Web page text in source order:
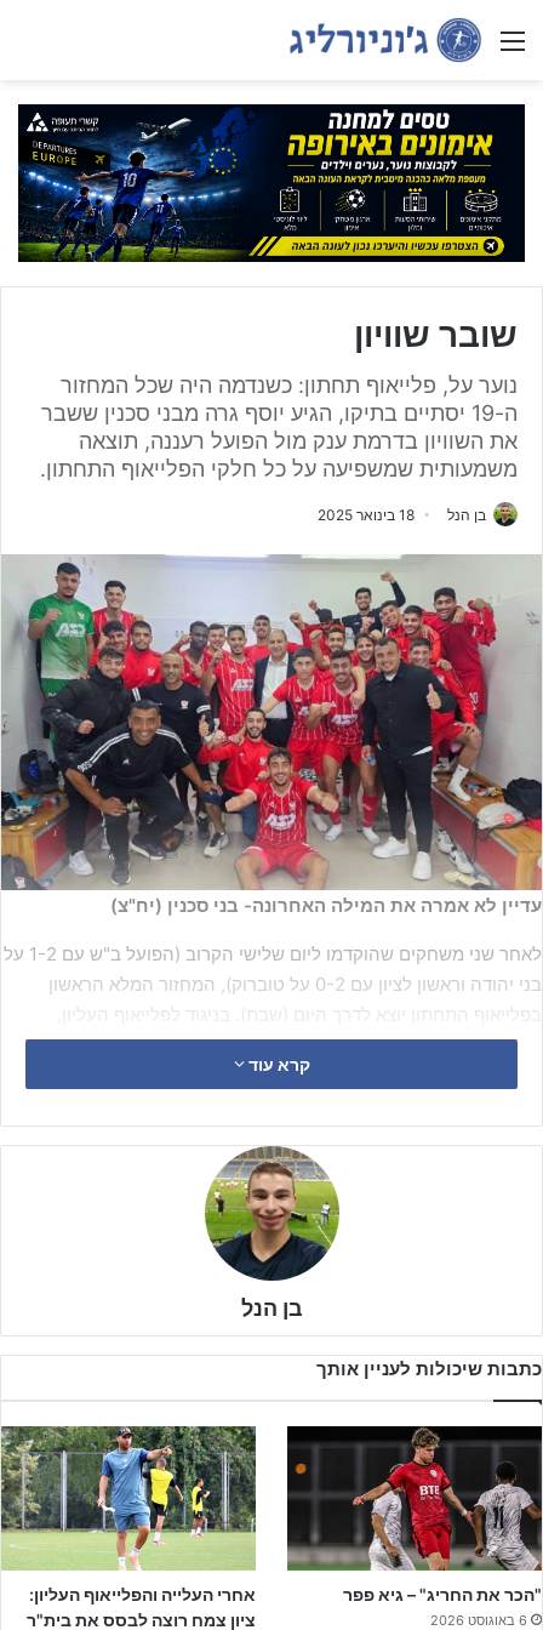
Menu
שובר שוויון
נוער על, פלייאוף תחתון: כשנדמה היה שכל המחזור
ה-19 יסתיים בתיקו, הגיע יוסף גרה מבני סכנין ששבר
את השוויון בדרמת ענק מול הפועל רעננה, תוצאה
משמעותית שמשפיעה על כל חלקי הפלייאוף התחתון.
בן הנל 18 בינואר 2025
עדיין לא אמרה את המילה האחרונה- בני סכנין (יח"צ)
לאחר שני משחקים שהוקדמו ליום שלישי הקרוב (הפועל ב"ש עם 1-2 על
בני יהודה וראשון לציון עם 0-2 על טוברוק), המחזור המלא הראשון
בפלייאוף התחתון יוצא לדרך היום (שבת). בניגוד לפלייאוף העליון,
בפלייאוף התחתון ישוחקו 18 מחזורים, כך שכל נקודה חשובה וקריטית.
במשחק שפתח את המחזור בפלייאוף התחתון, הפועל ב"ש רצתה למנף
את הניצחון על בני יהודה כשאירחה בביתה את הפועל כפ"ס. זה נפתח
קרא עוד
בן הנל
כתבות שיכולות לעניין אותך
"הכר את החריג" – גיא פפר
6 באוגוסט 2026
אחרי העלייה והפלייאוף העליון:
ציון צמח רוצה לבסס את בית"ר